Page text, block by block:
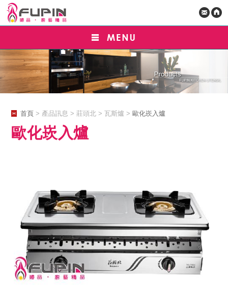
首頁 > 產品訊息 > 莊頭北 > 瓦斯爐 >歐化崁入爐
歐化崁入爐